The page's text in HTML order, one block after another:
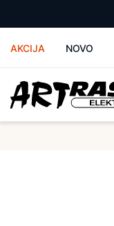
AKCIJA NOVO